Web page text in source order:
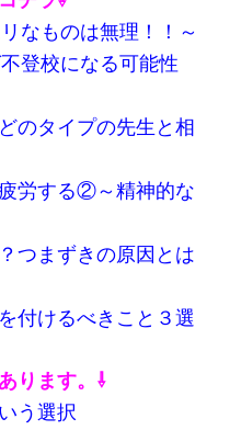
なものは無理！！～
登校になる可能性
のタイプの先生と相
労する②～精神的な
つまずきの原因とは
付けるべきこと３選
ります。⇩
う選択